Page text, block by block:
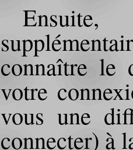
connaître le
votre
vous une
connecter) à